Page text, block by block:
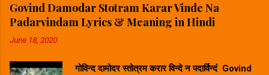
Govind Damodar Stotram Karar Vinde Na
Padarvindam Lyrics & Meaning in Hindi
June 18, 2020
गोविन्द दामोदर स्तोत्रम करार विन्दे न पदार्विन्दं Govind